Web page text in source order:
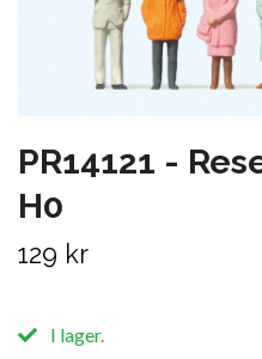
PR14121 -
H0
129 kr
I lager.